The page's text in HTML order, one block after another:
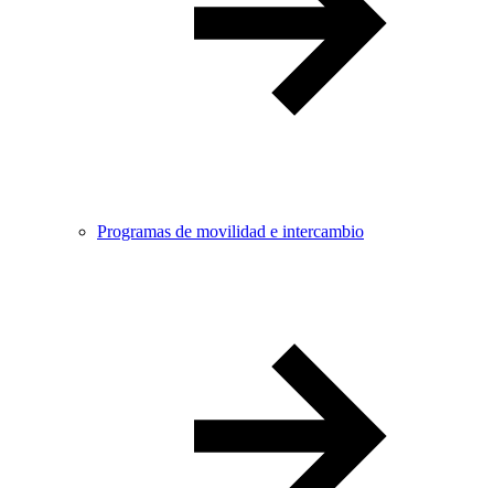
Programas de movilidad e intercambio